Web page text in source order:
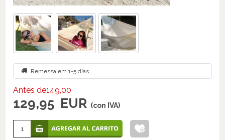
Remessa em 1-5 días
Antes de149,00
129,95 EUR (con IVA)